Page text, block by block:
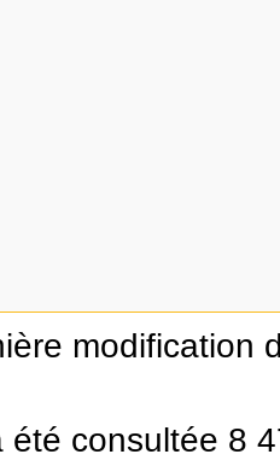
modification
été consultée 8